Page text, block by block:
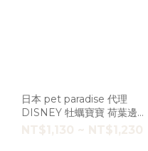
日本 pet paradise 代理
DISNEY 牡蠣寶寶 荷葉邊牽
繩 [A6038]
NT$1,130 ~ NT$1,230